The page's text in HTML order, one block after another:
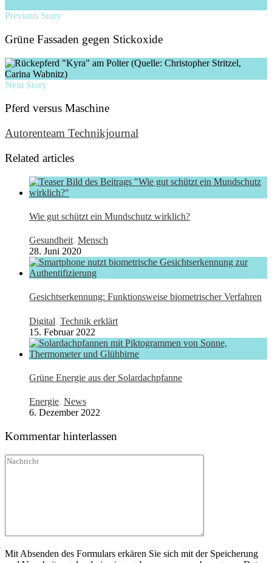
Previous Story
Grüne Fassaden gegen Stickoxide
Next Story
Pferd versus Maschine
Autorenteam Technikjournal
Related articles
Wie gut schützt ein Mundschutz wirklich?
Gesundheit, Mensch
28. Juni 2020
Gesichtserkennung: Funktionsweise biometrischer Verfahren
Digital, Technik erklärt
15. Februar 2022
Grüne Energie aus der Solardachpfanne
Energie, News
6. Dezember 2022
Kommentar hinterlassen
Mit Absenden des Formulars erkären Sie sich mit der Speicherung